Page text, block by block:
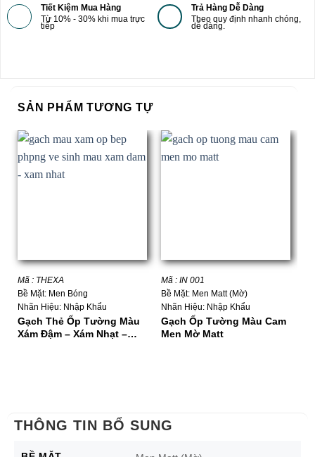
Tiết Kiệm Mua Hàng
Từ 10% - 30% khi mua trực
tiếp
Trả Hàng Dễ Dàng
Theo quy định nhanh chóng,
dễ dàng.
SẢN PHẨM TƯƠNG TỰ
Mã : THEXA
Bề Mặt: Men Bóng
Nhãn Hiệu: Nhập Khẩu
Gạch Thẻ Ốp Tường Màu
Xám Đậm – Xám Nhạt –
Mã : IN 001
Bề Mặt: Men Matt (Mờ)
Nhãn Hiệu: Nhập Khẩu
Gạch Ốp Tường Màu Cam
Men Mờ Matt
THÔNG TIN BỔ SUNG